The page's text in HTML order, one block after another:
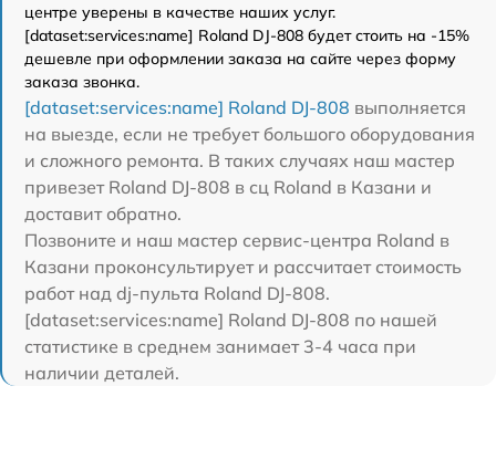
центре уверены в качестве наших услуг.
[dataset:services:name] Roland DJ-808 будет стоить на -15%
дешевле при оформлении заказа на сайте через форму
заказа звонка.
[dataset:services:name] Roland DJ-808 выполняется
на выезде, если не требует большого оборудования
и сложного ремонта. В таких случаях наш мастер
привезет Roland DJ-808 в сц Roland в Казани и
доставит обратно.
Позвоните и наш мастер сервис-центра Roland в
Казани проконсультирует и рассчитает стоимость
работ над dj-пульта Roland DJ-808.
[dataset:services:name] Roland DJ-808 по нашей
статистике в среднем занимает 3-4 часа при
наличии деталей.